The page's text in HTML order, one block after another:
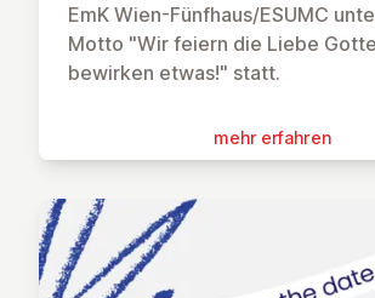
EmK Wien-Fünfhaus/ESUMC
Motto "Wir feiern die Liebe
bewirken etwas!" statt.
mehr erfahren